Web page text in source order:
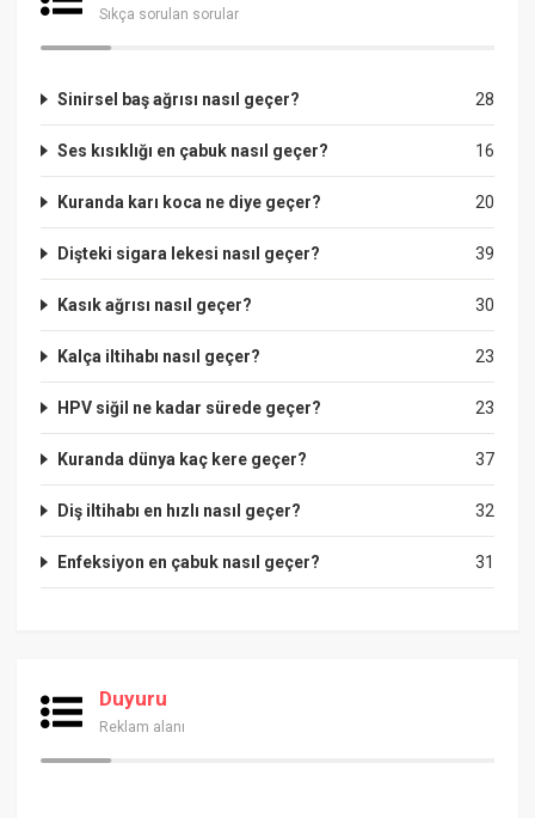
Sıkça sorulan sorular
28
Sinirsel baş ağrısı nasıl geçer?
16
Ses kısıklığı en çabuk nasıl geçer?
20
Kuranda karı koca ne diye geçer?
39
Dişteki sigara lekesi nasıl geçer?
30
Kasık ağrısı nasıl geçer?
23
Kalça iltihabı nasıl geçer?
23
HPV siğil ne kadar sürede geçer?
37
Kuranda dünya kaç kere geçer?
32
Diş iltihabı en hızlı nasıl geçer?
31
Enfeksiyon en çabuk nasıl geçer?
Duyuru
Reklam alanı